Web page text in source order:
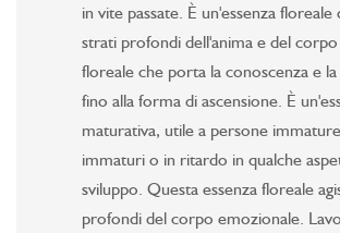
in vite passate. È un'essenza floreale
strati profondi dell'anima e del corpo
floreale che porta la conoscenza e
fino alla forma di ascensione. È
maturativa, utile a persone
immaturi o in ritardo in qualche
sviluppo. Questa essenza floreale
profondi del corpo emozionale.